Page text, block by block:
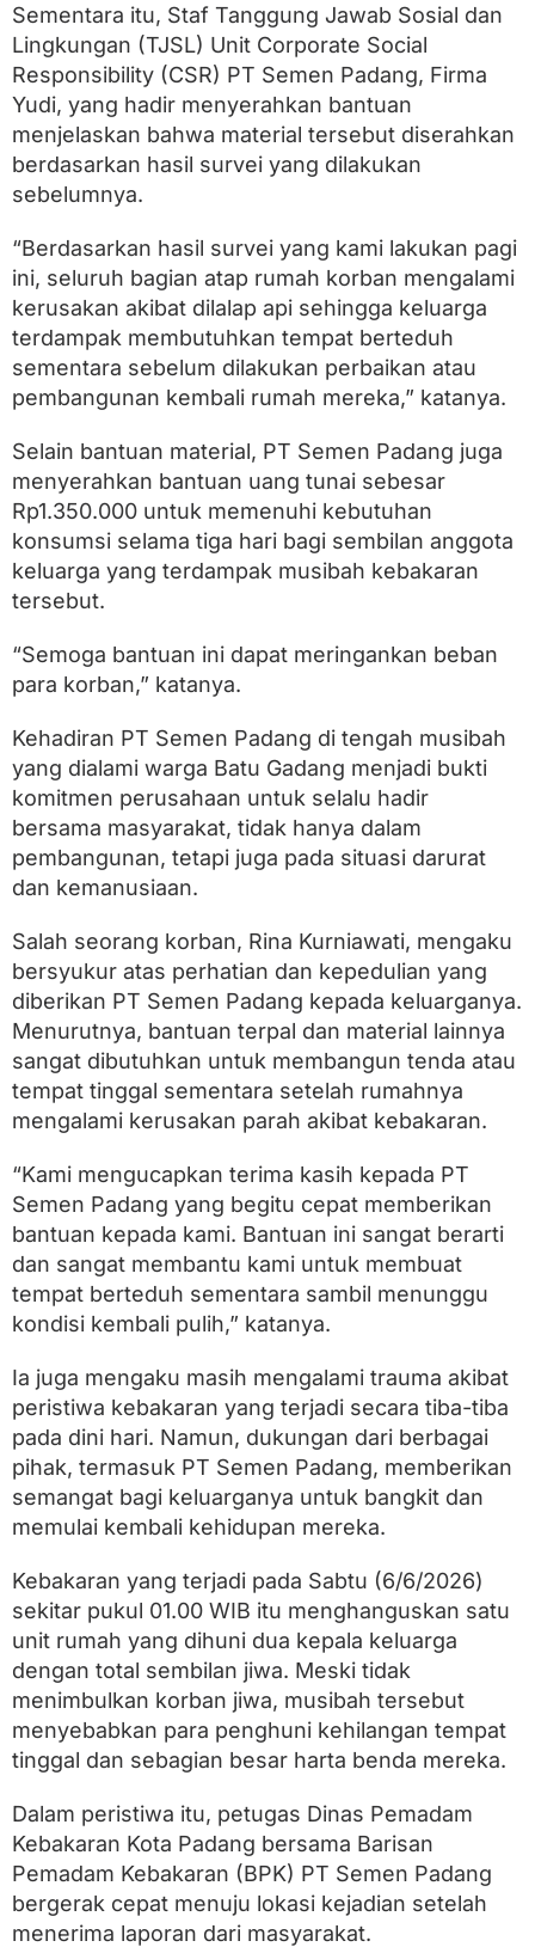
a
l
d
a
n
L
g
t
k
Sementara itu, Staf Tanggung Jawab Sosial dan
Lingkungan (TJSL) Unit Corporate Social
Responsibility (CSR) PT Semen Padang, Firma
Yudi, yang hadir menyerahkan bantuan
menjelaskan bahwa material tersebut diserahkan
berdasarkan hasil survei yang dilakukan
sebelumnya.
“Berdasarkan hasil survei yang kami lakukan pagi
ini, seluruh bagian atap rumah korban mengalami
kerusakan akibat dilalap api sehingga keluarga
terdampak membutuhkan tempat berteduh
sementara sebelum dilakukan perbaikan atau
pembangunan kembali rumah mereka,” katanya.
Selain bantuan material, PT Semen Padang juga
menyerahkan bantuan uang tunai sebesar
Rp1.350.000 untuk memenuhi kebutuhan
konsumsi selama tiga hari bagi sembilan anggota
keluarga yang terdampak musibah kebakaran
tersebut.
“Semoga bantuan ini dapat meringankan beban
para korban,” katanya.
Kehadiran PT Semen Padang di tengah musibah
yang dialami warga Batu Gadang menjadi bukti
komitmen perusahaan untuk selalu hadir
bersama masyarakat, tidak hanya dalam
pembangunan, tetapi juga pada situasi darurat
dan kemanusiaan.
Salah seorang korban, Rina Kurniawati, mengaku
bersyukur atas perhatian dan kepedulian yang
diberikan PT Semen Padang kepada keluarganya.
Menurutnya, bantuan terpal dan material lainnya
sangat dibutuhkan untuk membangun tenda atau
tempat tinggal sementara setelah rumahnya
mengalami kerusakan parah akibat kebakaran.
“Kami mengucapkan terima kasih kepada PT
Semen Padang yang begitu cepat memberikan
bantuan kepada kami. Bantuan ini sangat berarti
dan sangat membantu kami untuk membuat
tempat berteduh sementara sambil menunggu
kondisi kembali pulih,” katanya.
Ia juga mengaku masih mengalami trauma akibat
peristiwa kebakaran yang terjadi secara tiba-tiba
pada dini hari. Namun, dukungan dari berbagai
pihak, termasuk PT Semen Padang, memberikan
semangat bagi keluarganya untuk bangkit dan
memulai kembali kehidupan mereka.
Kebakaran yang terjadi pada Sabtu (6/6/2026)
sekitar pukul 01.00 WIB itu menghanguskan satu
unit rumah yang dihuni dua kepala keluarga
dengan total sembilan jiwa. Meski tidak
menimbulkan korban jiwa, musibah tersebut
menyebabkan para penghuni kehilangan tempat
tinggal dan sebagian besar harta benda mereka.
Dalam peristiwa itu, petugas Dinas Pemadam
Kebakaran Kota Padang bersama Barisan
Pemadam Kebakaran (BPK) PT Semen Padang
bergerak cepat menuju lokasi kejadian setelah
menerima laporan dari masyarakat.